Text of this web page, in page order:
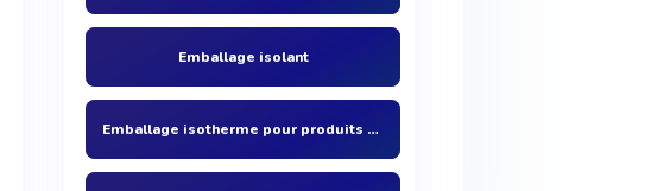
Emballage isolant
Emballage isotherme pour produits de laboratoires